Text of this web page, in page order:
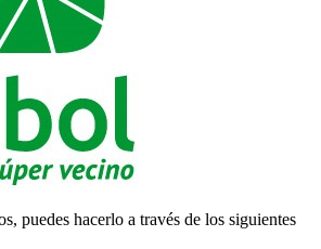
puedes hacerlo a través de los siguientes